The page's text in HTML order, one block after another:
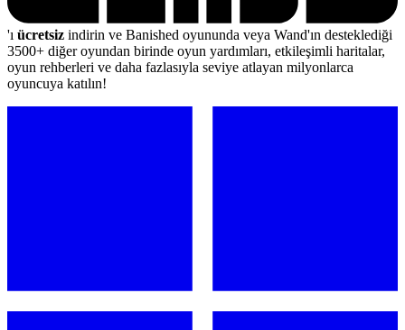
'ı ücretsiz indirin ve Banished oyununda veya Wand'ın desteklediği
3500+ diğer oyundan birinde oyun yardımları, etkileşimli haritalar,
oyun rehberleri ve daha fazlasıyla seviye atlayan milyonlarca
oyuncuya katılın!